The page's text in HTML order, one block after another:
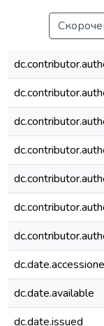
dc.date.available
dc.date.issued